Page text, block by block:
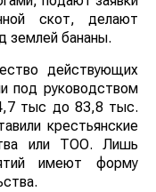
скот, делают
землей бананы.
действующих
под руководством
тыс до 83,8 тыс.
крестьянские
или ТОО. Лишь
имеют форму